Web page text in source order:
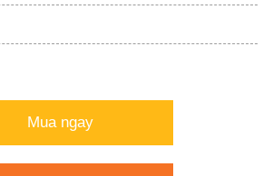
Mua ngay